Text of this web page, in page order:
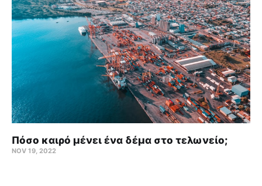
Πόσο καιρό μένει ένα δέμα στο τελωνείο;
NOV 19, 2022